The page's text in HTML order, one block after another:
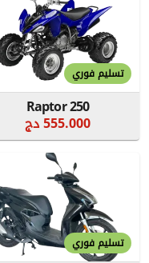
تسليم فوري
Raptor 250
555.000 دج
تسليم فوري